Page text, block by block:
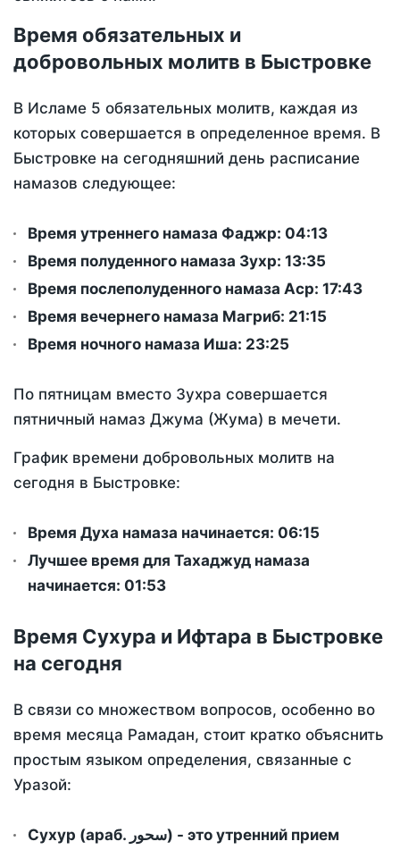
Время обязательных и
добровольных молитв в Быстровке
В Исламе 5 обязательных молитв, каждая из
которых совершается в определенное время. В
Быстровке на сегодняшний день расписание
намазов следующее:
Время утреннего намаза Фаджр: 04:13
Время полуденного намаза Зухр: 13:35
Время послеполуденного намаза Аср: 17:43
Время вечернего намаза Магриб: 21:15
Время ночного намаза Иша: 23:25
По пятницам вместо Зухра совершается
пятничный намаз Джума (Жума) в мечети.
График времени добровольных молитв на
сегодня в Быстровке:
Время Духа намаза начинается: 06:15
Лучшее время для Тахаджуд намаза
начинается: 01:53
Время Сухура и Ифтара в Быстровке
на сегодня
В связи со множеством вопросов, особенно во
время месяца Рамадан, стоит кратко объяснить
простым языком определения, связанные с
Уразой:
Сухур (араб. سحور) - это утренний прием